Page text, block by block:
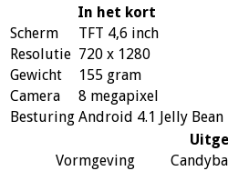
In het kort
Scherm
TFT 4,6 inch
Resolutie 720 x 1280
Gewicht
155 gram
Camera
8 megapixel
Besturing Android 4.1 Jelly Bean
Vormgeving